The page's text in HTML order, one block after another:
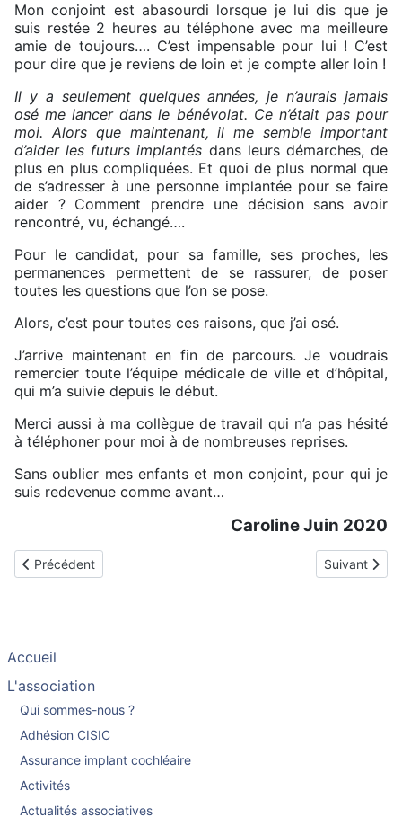
Mon conjoint est abasourdi lorsque je lui dis que je
suis restée 2 heures au téléphone avec ma meilleure
amie de toujours…. C’est impensable pour lui ! C’est
pour dire que je reviens de loin et je compte aller loin !
Il y a seulement quelques années, je n’aurais jamais
osé me lancer dans le bénévolat. Ce n’était pas pour
moi. Alors que maintenant, il me semble important
d’aider les futurs implantés dans leurs démarches, de
plus en plus compliquées. Et quoi de plus normal que
de s’adresser à une personne implantée pour se faire
aider ? Comment prendre une décision sans avoir
rencontré, vu, échangé….
Pour le candidat, pour sa famille, ses proches, les
permanences permettent de se rassurer, de poser
toutes les questions que l’on se pose.
Alors, c’est pour toutes ces raisons, que j’ai osé.
J’arrive maintenant en fin de parcours. Je voudrais
remercier toute l’équipe médicale de ville et d’hôpital,
qui m’a suivie depuis le début.
Merci aussi à ma collègue de travail qui n’a pas hésité
à téléphoner pour moi à de nombreuses reprises.
Sans oublier mes enfants et mon conjoint, pour qui je
suis redevenue comme avant…
Caroline Juin 2020
Article précédent : Témoignage de Caroline implantée en
Précédent Article
Suivant
Accueil
L'association
Qui sommes-nous ?
Adhésion CISIC
Assurance implant cochléaire
Activités
Actualités associatives